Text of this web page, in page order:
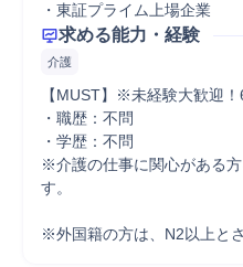
・東証プライム上場企業
求める能力・経験
介護
【MUST】※未経験大歓迎
・職歴：不問
・学歴：不問
※介護の仕事に関心がある
す。
※外国籍の方は、N2以上と